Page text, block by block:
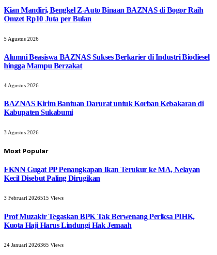
Kian Mandiri, Bengkel Z-Auto Binaan BAZNAS di Bogor Raih
Omzet Rp10 Juta per Bulan
5 Agustus 2026
Alumni Beasiswa BAZNAS Sukses Berkarier di Industri Biodiesel
hingga Mampu Berzakat
4 Agustus 2026
BAZNAS Kirim Bantuan Darurat untuk Korban Kebakaran di
Kabupaten Sukabumi
3 Agustus 2026
Most Popular
FKNN Gugat PP Penangkapan Ikan Terukur ke MA, Nelayan
Kecil Disebut Paling Dirugikan
3 Februari 2026515 Views
Prof Muzakir Tegaskan BPK Tak Berwenang Periksa PIHK,
Kuota Haji Harus Lindungi Hak Jemaah
24 Januari 2026365 Views